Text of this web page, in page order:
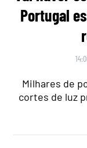
Portugal
Milhares de
cortes de luz